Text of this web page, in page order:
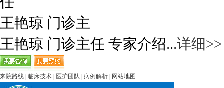
王艳琼 门诊主
王艳琼 门诊主任 专家介绍...详细>>
来院路线 临床技术 医护团队 病例解析 网站地图